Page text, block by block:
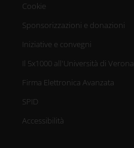
Cookie
Sponsorizzazioni e donazioni
Iniziative e convegni
Il 5x1000 all'Università di Verona
Firma Elettronica Avanzata
SPID
Accessibilità